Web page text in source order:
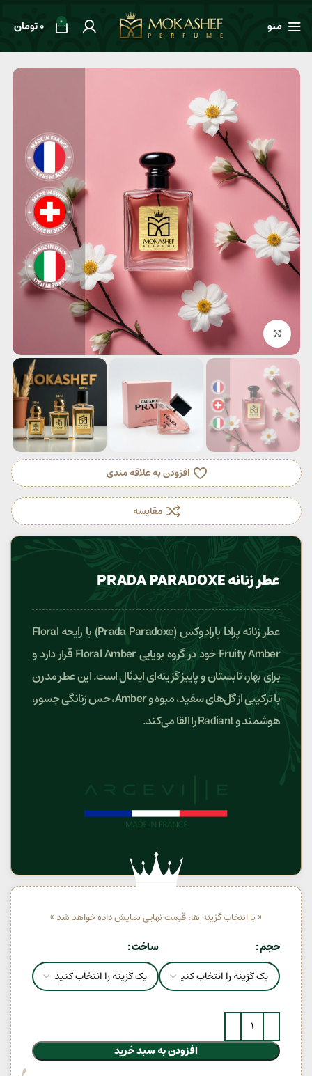
منو 0
0تومان
بزرگنمایی تصویر
افزودن به علاقه مندی
مقایسه
عطر زنانه PRADA PARADOXE
عطر زنانه پرادا پارادوکس (Prada Paradoxe) با رایحه Floral
Fruity Amber خود در گروه بویایی Floral Amber قرار دارد و
برای بهار، تابستان و پاییز گزینه‌ای ایدئال است. این عطر مدرن
با ترکیبی از گل‌های سفید، میوه و Amber، حس زنانگی جسور،
هوشمند و Radiant را القا می‌کند.
« با انتخاب گزینه ها، قیمت نهایی نمایش داده خواهد شد »
حجم ساخت
افزودن به سبد خرید